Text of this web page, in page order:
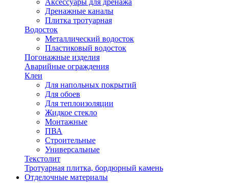
Аксессуары для дренажа
Дренажные каналы
Плитка тротуарная
Водосток
Металлический водосток
Пластиковый водосток
Погонажные изделия
Аварийные ограждения
Клеи
Для напольных покрытий
Для обоев
Для теплоизоляции
Жидкое стекло
Монтажные
ПВА
Строительные
Универсальные
Текстолит
Тротуарная плитка, бордюрный камень
Отделочные материалы